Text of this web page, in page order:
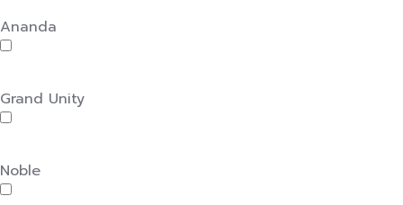
Ananda
Grand Unity
Noble